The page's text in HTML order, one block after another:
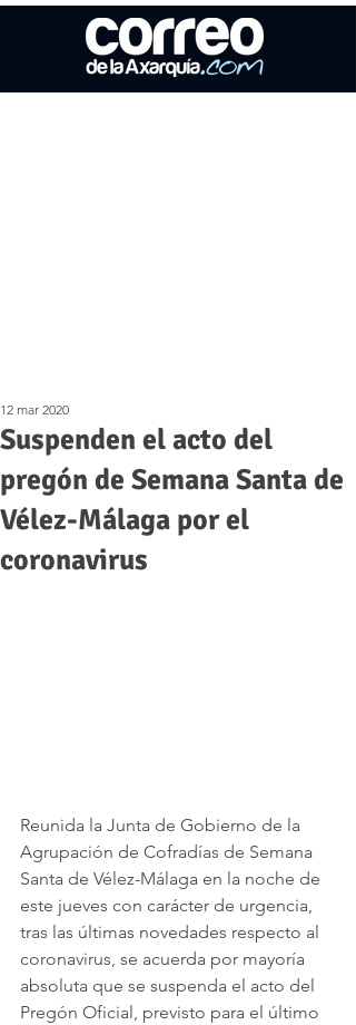
Suspenden el acto del
pregón de Semana Santa de
Vélez-Málaga por el
coronavirus
12 mar 2020
Reunida la Junta de Gobierno de la
Agrupación de Cofradías de Semana
Santa de Vélez-Málaga en la noche de
este jueves con carácter de urgencia,
tras las últimas novedades respecto al
coronavirus, se acuerda por mayoría
absoluta que se suspenda el acto del
Pregón Oficial, previsto para el último